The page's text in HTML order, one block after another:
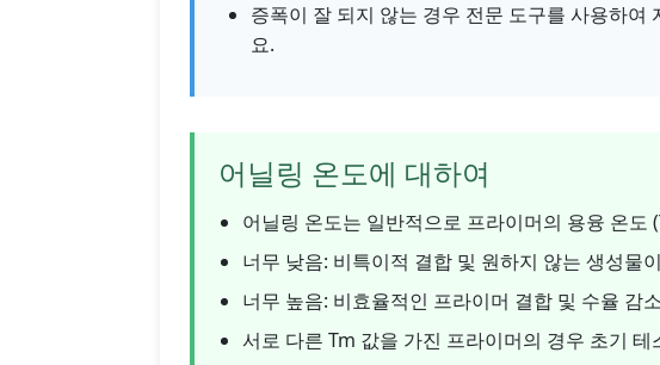
증폭이 잘 되지 않는 경우 전문 도구를 사용하여
요.
어닐링 온도에 대하여
어닐링 온도는 일반적으로 프라이머의 용융 온도
너무 낮음: 비특이적 결합 및 원하지 않는 생성물
너무 높음: 비효율적인 프라이머 결합 및 수율 감
서로 다른 Tm 값을 가진 프라이머의 경우 초기